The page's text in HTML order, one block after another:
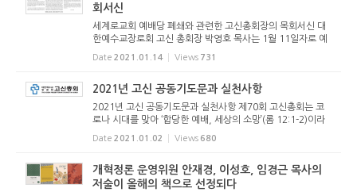
회서신
세계로교회 예배당 폐쇄와 관련한 고신총회장의 목회서신 대
한예수교장로회 고신 총회장 박영호 목사는 1월 11일자로 예
배당이 폐쇄된 세계로교회와 관련하여 전국교회와 성도들에
게 목회서신을 발표하고 ‘함께 기도해 달라’고 호소했다. 박영
Date 2021.01.14 Views 731
2021년 고신 공동기도문과 실천사항
2021년 고신 공동기도문과 실천사항 제70회 고신총회는 코
로나 시대를 맞아 ‘합당한 예배, 세상의 소망’(롬 12:1-2)이라
는 주제를 제시하면서 시작했다. 2021년에도 코로나는 계속
될 것 같고, 고신에 속한 개교회는 총회의 주제를 그대로 받아
Date 2021.01.02 Views 680
개혁정론 운영위원 안재경, 이성호, 임경근 목사의
저술이 올해의 책으로 선정되다